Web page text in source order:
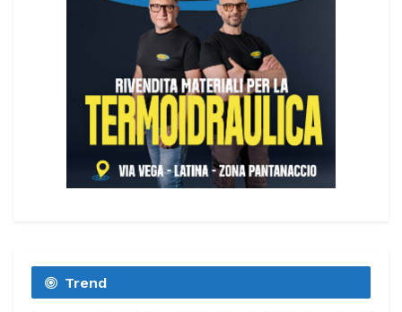
Trend